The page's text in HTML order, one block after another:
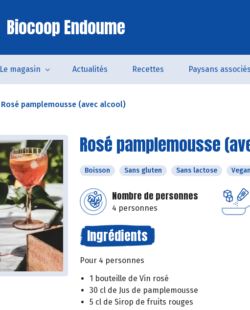
Biocoop Endoume
Le magasin Actualités Recettes Paysans associés
Rosé pamplemousse (avec alcool)
Rosé pamplemousse
Boisson Sans gluten Sans lactose Vegan
Nombre de personnes
4 personnes
Ingrédients
Pour 4 personnes
1 bouteille de Vin rosé
30 cl de Jus de pamplemousse
5 cl de Sirop de fruits rouges